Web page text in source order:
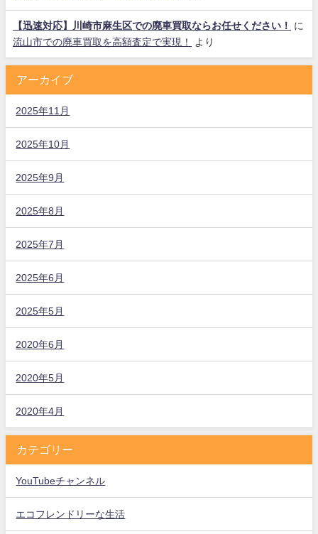
【迅速対応】川崎市麻生区での廃車買取ならお任せください！
に
流山市での廃車買取を高額査定で実現！
より
アーカイブ
2025年11月
2025年10月
2025年9月
2025年8月
2025年7月
2025年6月
2025年5月
2020年6月
2020年5月
2020年4月
カテゴリー
YouTubeチャンネル
エコフレンドリーな生活